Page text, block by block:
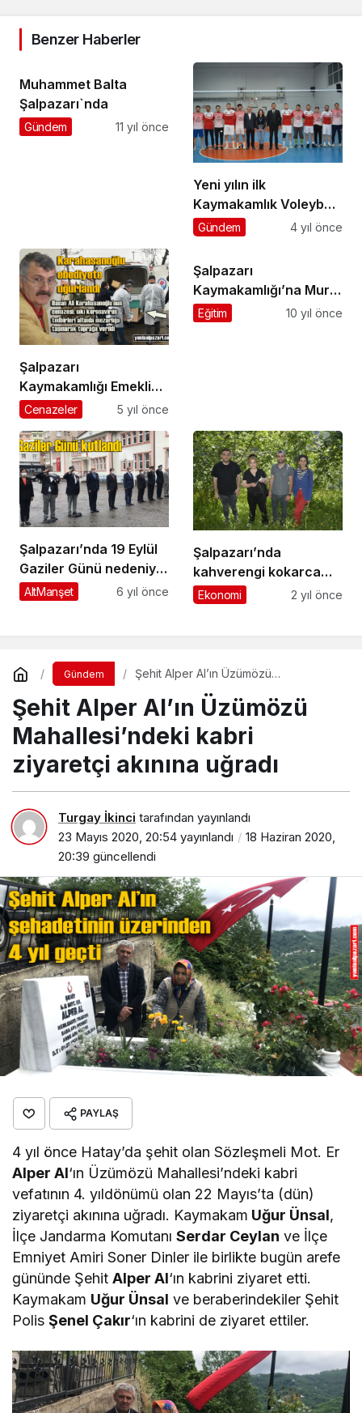
Benzer Haberler
Muhammet Balta
Şalpazarı`nda
Gündem 11 yıl önce
Yeni yılın ilk
Kaymakamlık Voleybol
Turnuvası başladı
Gündem 4 yıl önce
Şalpazarı
Kaymakamlığı Emekli
Yazı İşleri Müdürü
Karahasanoğlu’nun
cenazesi, Geyikli
Mahallesi’nde toprağa
verildi
Cenazeler 5 yıl önce
Şalpazarı
Kaymakamlığı’na Murat
Beşikçi atandı
Eğitim 10 yıl önce
Şalpazarı’nda 19 Eylül
Gaziler Günü nedeniyle
anma programı
AltManşet 6 yıl önce
Şalpazarı’nda
kahverengi kokarca
zararlısına karşı
Ekonomi 2 yıl önce
Gündem
Şehit Alper Al’ın Üzümözü
uğradı
Şehit Alper Al’ın Üzümözü
Mahallesi’ndeki kabri
ziyaretçi akınına uğradı
Turgay İkinci tarafından yayınlandı
23 Mayıs 2020, 20:54 yayınlandı
18 Haziran 2020,
20:39 güncellendi
PAYLAŞ
4 yıl önce Hatay’da şehit olan Sözleşmeli Mot. Er
Alper Al‘ın Üzümözü Mahallesi’ndeki kabri
vefatının 4. yıldönümü olan 22 Mayıs’ta (dün)
ziyaretçi akınına uğradı. Kaymakam Uğur Ünsal,
İlçe Jandarma KomutanıSerdar Ceylan ve İlçe
Emniyet Amiri Soner Dinler ile birlikte bugün arefe
gününde ŞehitAlper Al‘ın kabrini ziyaret etti.
Kaymakam Uğur Ünsal ve beraberindekiler Şehit
PolisŞenel Çakır‘ın kabrini de ziyaret ettiler.